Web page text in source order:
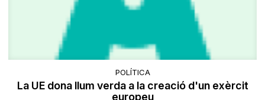
POLÍTICA
La UE dona llum verda a la creació d'un exèrcit
europeu